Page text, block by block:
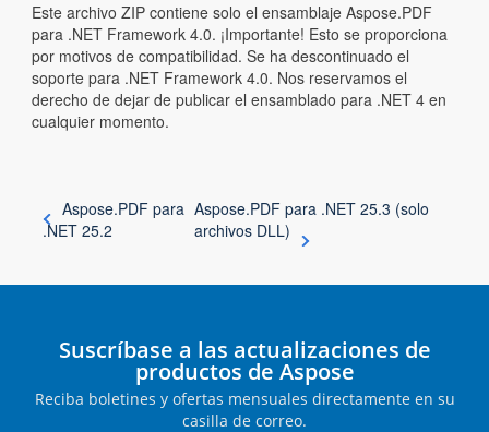
Este archivo ZIP contiene solo el ensamblaje Aspose.PDF
para .NET Framework 4.0. ¡Importante! Esto se proporciona
por motivos de compatibilidad. Se ha descontinuado el
soporte para .NET Framework 4.0. Nos reservamos el
derecho de dejar de publicar el ensamblado para .NET 4 en
cualquier momento.
Aspose.PDF para
.NET 25.2
Aspose.PDF para .NET 25.3 (solo
archivos DLL)
Suscríbase a las actualizaciones de
productos de Aspose
Reciba boletines y ofertas mensuales directamente en su
casilla de correo.